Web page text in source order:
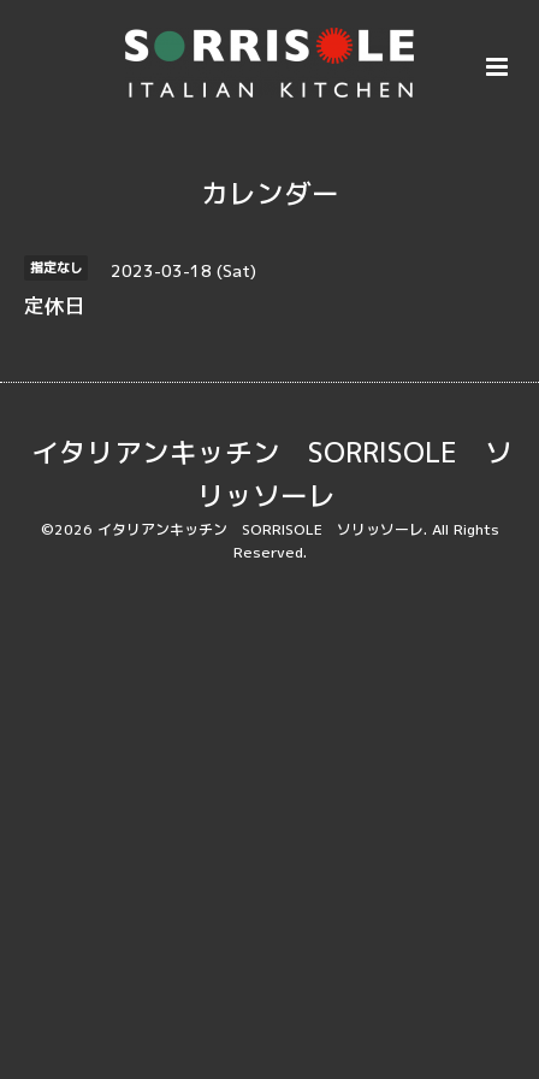
カレンダー
指定なし 2023-03-18 (Sat)
定休日
イタリアンキッチン SORRISOLE ソ
リッソーレ
©2026 イタリアンキッチン SORRISOLE ソリッソーレ. All Rights
Reserved.